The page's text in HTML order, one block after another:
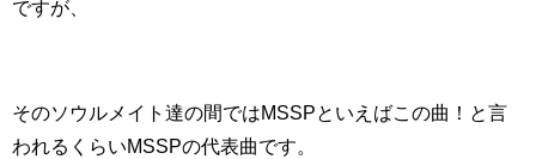
ですが、
そのソウルメイト達の間ではMSSPといえばこの曲！と言
われるくらいMSSPの代表曲です。